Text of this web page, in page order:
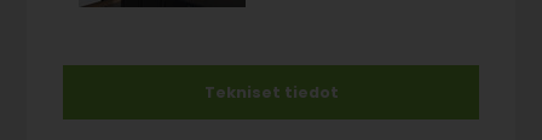
Tekniset tiedot